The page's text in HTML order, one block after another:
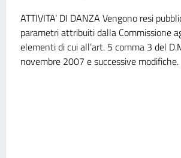
ATTIVITA’ DI DANZA Vengono resi
parametri attribuiti dalla Commissione
elementi di cui all’art. 5 comma 3 del
novembre 2007 e successive modifiche.